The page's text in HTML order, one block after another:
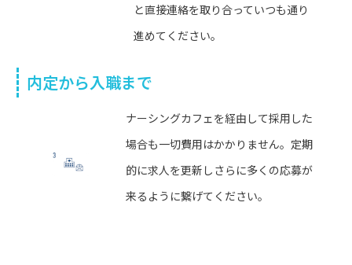
と直接連絡を取り合っていつも通り
進めてください。
内定から入職まで
ナーシングカフェを経由して採用した
場合も一切費用はかかりません。定期
的に求人を更新しさらに多くの応募が
来るように繋げてください。